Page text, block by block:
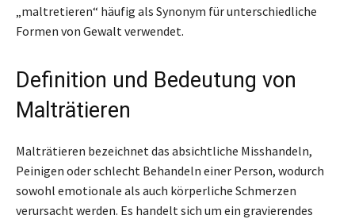
„maltretieren“ häufig als Synonym für unterschiedliche
Formen von Gewalt verwendet.
Definition und Bedeutung von
Malträtieren
Malträtieren bezeichnet das absichtliche Misshandeln,
Peinigen oder schlecht Behandeln einer Person, wodurch
sowohl emotionale als auch körperliche Schmerzen
verursacht werden. Es handelt sich um ein gravierendes